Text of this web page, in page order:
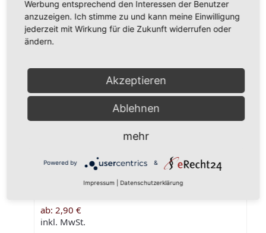
Grundpreis/kg:
30,50€ 28,98€ 27,45€ 24,40€
Zusätzliche Information
Menge in Gramm 100g,250g,500g,1000g
Das könnte Ihnen auch
gefallen …
ab: 2,90 €
inkl. MwSt.
Werbung entsprechend den Interessen der Benutzer
anzuzeigen. Ich stimme zu und kann meine Einwilligung
jederzeit mit Wirkung für die Zukunft widerrufen oder
ändern.
Akzeptieren
Ablehnen
mehr
Powered by &
Impressum Datenschutzerklärung